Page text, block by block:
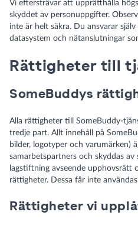
Vi eftersträvar att upprätthålla
skyddet av personuppgifter.
inte är helt säkra. Du ansvarar
datasystem och nätanslutningar
Rättigheter till
SomeBuddys
Alla rättigheter till SomeBuddy-
tredje part. Allt innehåll på
bilder, logotyper och varumärken)
samarbetspartners och skyddas av
lagstiftning avseende upphovsrätt
rättigheter. Dessa får inte
Rättigheter vi